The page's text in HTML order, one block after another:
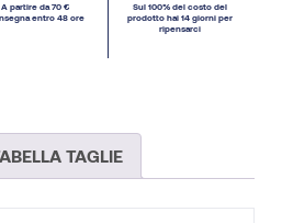
A partire da 70 €
entro 48 ore
Sul 100% del costo del
prodotto hai 14 giorni per
ripensarci
TAGLIE